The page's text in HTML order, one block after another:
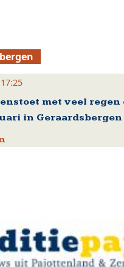
met veel regen
in Geraardsbergen